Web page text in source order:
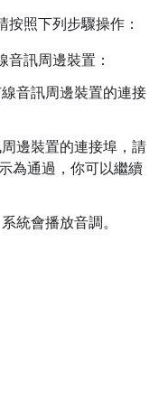
照下列步驟操作：
音訊周邊裝置：
音訊周邊裝置的連接
邊裝置的連接埠，請
為通過，你可以繼續
統會播放音調。